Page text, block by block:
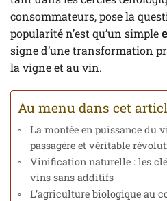
consommateurs, pose la
popularité n’est qu’un simple
signe d’une transformation
la vigne et au vin.
Au menu dans cet
La montée en puissance du
passagère et véritable
Vinification naturelle : les
vins sans additifs
L’agriculture biologique au